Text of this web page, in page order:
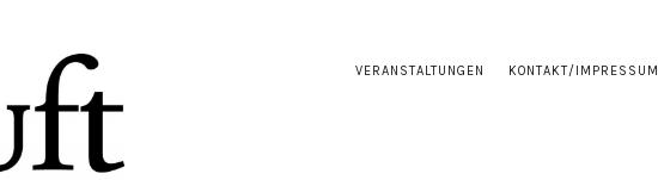
VERANSTALTUNGEN KONTAKT/IMPRESSUM